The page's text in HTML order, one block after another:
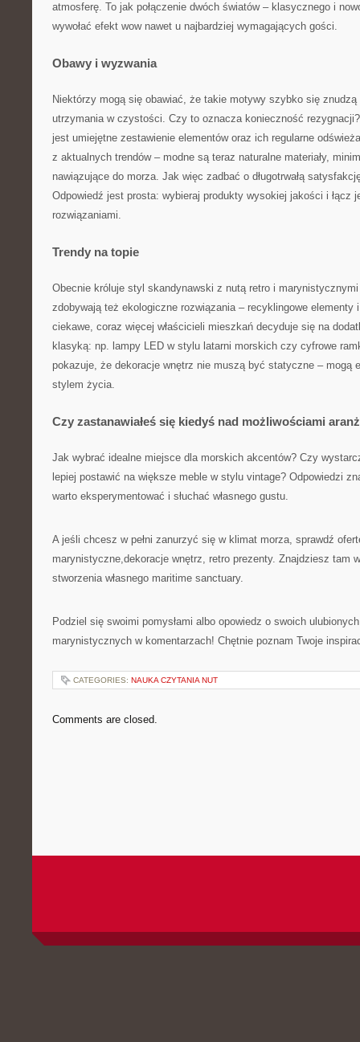
atmosferę. To jak połączenie dwóch światów – klasycznego i
wywołać efekt wow nawet u najbardziej wymagających gości.
Obawy i wyzwania
Niektórzy mogą się obawiać, że takie motywy szybko się znudzą
utrzymania w czystości. Czy to oznacza konieczność
jest umiejętne zestawienie elementów oraz ich regularne
z aktualnych trendów – modne są teraz naturalne materiały,
nawiązujące do morza. Jak więc zadbać o długotrwałą
Odpowiedź jest prosta: wybieraj produkty wysokiej jakości i łącz
rozwiązaniami.
Trendy na topie
Obecnie króluje styl skandynawski z nutą retro i
zdobywają też ekologiczne rozwiązania – recyklingowe elementy
ciekawe, coraz więcej właścicieli mieszkań decyduje się na
klasyką: np. lampy LED w stylu latarni morskich czy cyfrowe
pokazuje, że dekoracje wnętrz nie muszą być statyczne – mogą
stylem życia.
Czy zastanawiałeś się kiedyś nad możliwościami
Jak wybrać idealne miejsce dla morskich akcentów? Czy
lepiej postawić na większe meble w stylu vintage? Odpowiedzi
warto eksperymentować i słuchać własnego gustu.
A jeśli chcesz w pełni zanurzyć się w klimat morza, sprawdź
marynistyczne,dekoracje wnętrz, retro prezenty. Znajdziesz tam
stworzenia własnego maritime sanctuary.
Podziel się swoimi pomysłami albo opowiedz o swoich
marynistycznych w komentarzach! Chętnie poznam Twoje
CATEGORIES: NAUKA CZYTANIA NUT
Comments are closed.